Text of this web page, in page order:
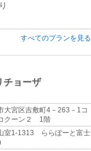
すべてのプランを見る
チョーザ
大宮区吉敷町4－263－1コ
クーン２ 1階
室1-1313 ららぽーと富士